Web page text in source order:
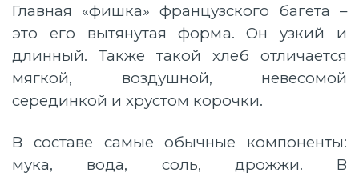
Главная «фишка» французского багета –
это его вытянутая форма. Он узкий и
длинный. Также такой хлеб отличается
мягкой, воздушной, невесомой
серединкой и хрустом корочки.
В составе самые обычные компоненты:
мука, вода, соль, дрожжи. В